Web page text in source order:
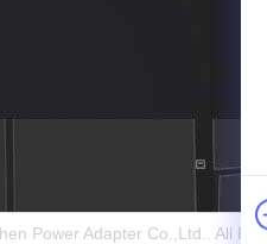
Power Adapter Co.,Ltd.. All